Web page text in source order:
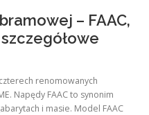
– FAAC,
renomowanych
Napędy FAAC to synonim
i masie. Model FAAC